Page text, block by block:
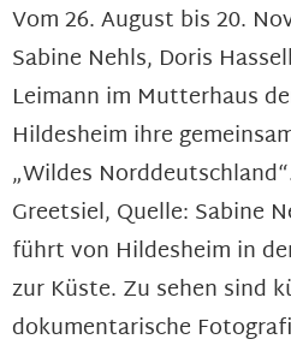
Vom 26. August bis 20.
Sabine Nehls, Doris
Leimann im Mutterhaus
Hildesheim ihre
„Wildes
Greetsiel, Quelle: Sabine
führt von Hildesheim in
zur Küste. Zu sehen sind
dokumentarische